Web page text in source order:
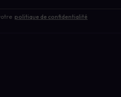
politique de confidentialité